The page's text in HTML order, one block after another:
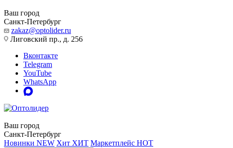
Ваш город
Санкт-Петербург
zakaz@optolider.ru
Лиговский пр., д. 256
Вконтакте
Telegram
YouTube
WhatsApp
Ваш город
Санкт-Петербург
Новинки NEW Хит ХИТ Маркетплейс HOT